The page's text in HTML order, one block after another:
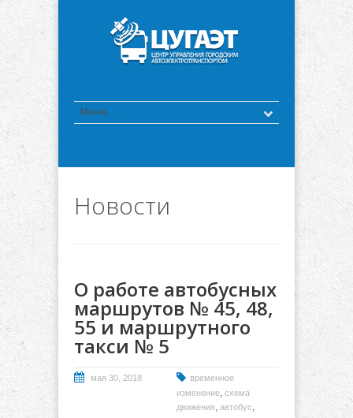
Новости
О работе автобусных
маршрутов № 45, 48,
55 и маршрутного
такси № 5
мая 30, 2018
временное
изменение, схема
движения, автобус,